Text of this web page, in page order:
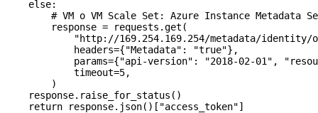
    else
:
# VM o VM Scale Set: Azure Instance Metadata
        response
= requests.get(
"http://169.254.169.254/metadata/identity/
            headers
={"Metadata" : "true"},
            params
={"api-version" : "2018-02-01" ,
            timeout
=5,
        )
    response.raise_for_status()
    return
response.json()[ "access_token"]